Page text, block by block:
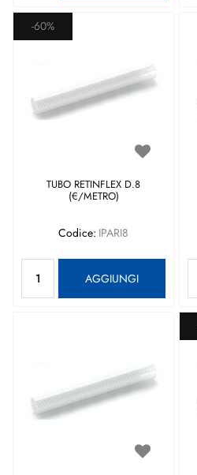
-60%
TUBO RETINFLEX D.8
(€/METRO)
Codice: IPARI8
AGGIUNGI